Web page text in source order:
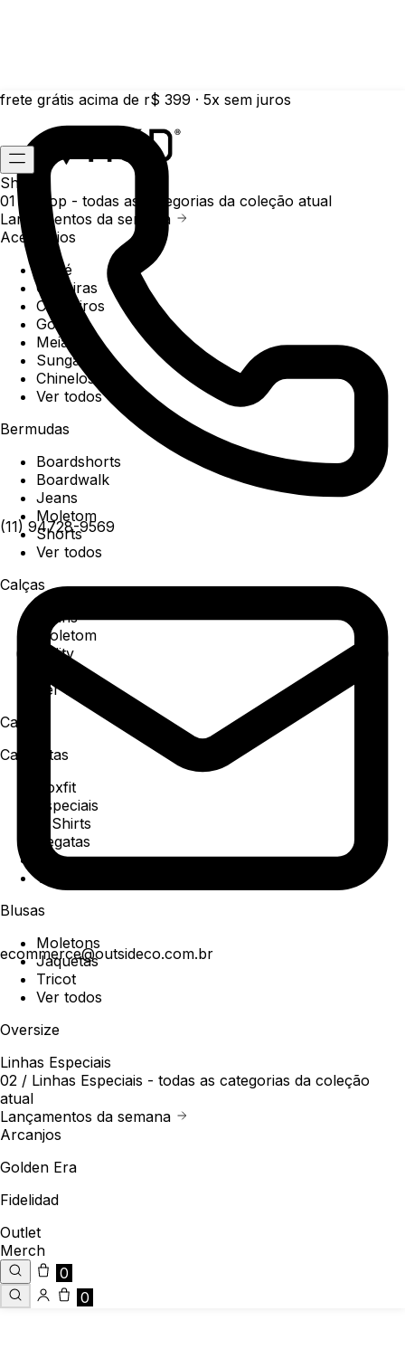
frete grátis acima de r$ 399 · 5x sem juros
(11) 94728-9569
ecommerce@outsideco.com.br
Shop
01 /
Shop - todas as categorias da coleção atual
Lançamentos da semana
Acessórios
Boné
Carteiras
Chaveiros
Gorros
Meias
Sunga
Chinelos
Ver todos
Bermudas
Boardshorts
Boardwalk
Jeans
Moletom
Shorts
Ver todos
Calças
Jeans
Moletom
Utility
Ver todos
Camisa
Camisetas
Boxfit
Especiais
T-Shirts
Regatas
Polo
Ver todos
Blusas
Moletons
Jaquetas
Tricot
Ver todos
Oversize
Linhas Especiais
02 / Linhas Especiais - todas as categorias da coleção
atual
Lançamentos da semana
Arcanjos
Golden Era
Fidelidad
Outlet
Merch
0
0